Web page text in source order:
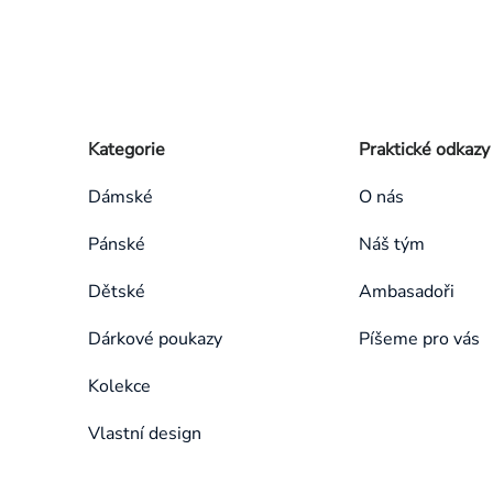
kategorie
Kategorie
Dámské
Pánské
Dětské
Dárkové poukazy
Kolekce
Vlastní design
Praktické odkazy
O nás
Náš tým
Ambasadoři
Píšeme pro vás